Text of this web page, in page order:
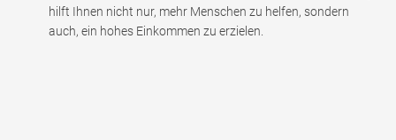
hilft Ihnen nicht nur, mehr Menschen zu helfen, sondern
auch, ein hohes Einkommen zu erzielen.